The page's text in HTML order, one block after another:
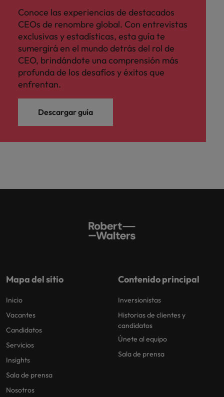
Conoce las experiencias de destacados
CEOs de renombre global. Con entrevistas
exclusivas y estadísticas, esta guía te
sumergirá en el mundo detrás del rol de
CEO, brindándote una comprensión más
profunda de los desafíos y éxitos que
enfrentan.
Descargar guía
Mapa del sitio
Inicio
Vacantes
Candidatos
Servicios
Insights
Sala de prensa
Nosotros
Contenido principal
Inversionistas
Historias de clientes y
candidatos
Únete al equipo
Sala de prensa